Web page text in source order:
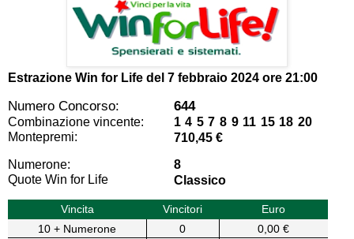
Estrazione Win for Life del 7 febbraio 2024 ore 21:00
Numero Concorso: 644
Combinazione vincente:
1 4 5 7 8 9 11 15 18 20
Montepremi:
710,45 €
Numerone:
8
Quote Win for Life
Classico
Vincita Vincitori
Euro
10 + Numerone
0
0,00 €